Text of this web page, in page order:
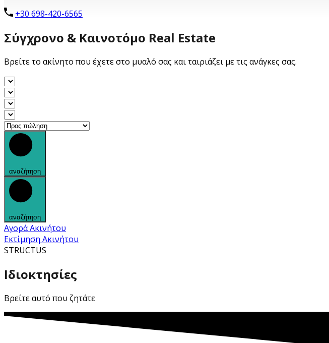
+30 698-420-6565
Σύγχρονο & Καινοτόμο Real Estate
Bρείτε το ακίνητο που έχετε στο μυαλό σας και ταιριάζει με τις ανάγκες σας.
αναζήτηση
αναζήτηση
Αγορά Ακινήτου
Εκτίμηση Ακινήτου
STRUCTUS
Ιδιοκτησίες
Βρείτε αυτό που ζητάτε